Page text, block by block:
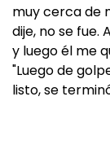
muy cerca de
dije, no se fue.
y luego él me
"Luego de
listo, se